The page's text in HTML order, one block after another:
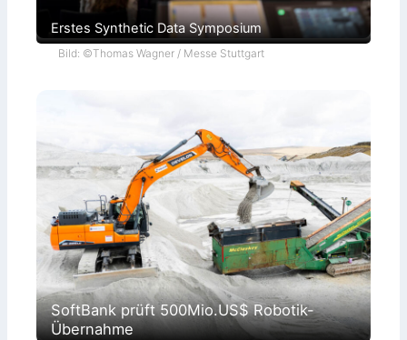
Erstes Synthetic Data Symposium
Bild: ©Thomas Wagner / Messe Stuttgart
SoftBank prüft 500Mio.US$ Robotik-
Übernahme